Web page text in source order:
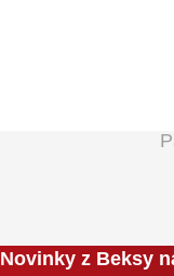
Novinky z Beksy